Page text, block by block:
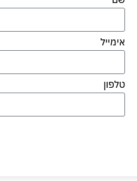
אימייל
טלפון